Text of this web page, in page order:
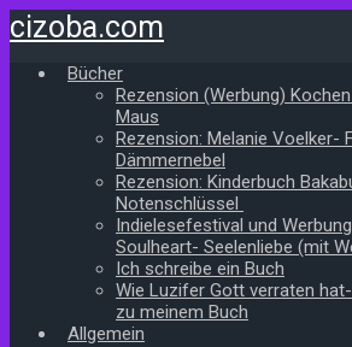
Zum
Hauptinhalt
springen
cizoba.com
Bücher
Rezension (Werbung)
Maus
Rezension: Melanie Voelker-
Dämmernebel
Rezension: Kinderbuch
Notenschlüssel
Indielesefestival und
Soulheart- Seelenliebe (mit
Ich schreibe ein Buch
Wie Luzifer Gott verraten
zu meinem Buch
Allgemein